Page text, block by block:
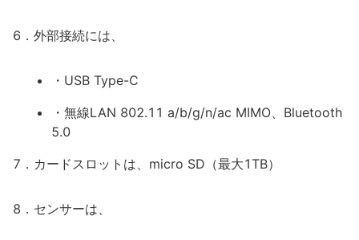
6．外部接続には、
・USB Type-C
・無線LAN 802.11 a/b/g/n/ac MIMO、Bluetooth
5.0
7．カードスロットは、micro SD（最大1TB）
8．センサーは、